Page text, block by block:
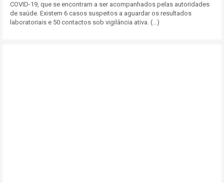
COVID-19, que se encontram a ser acompanhados pelas autoridades
de saúde. Existem 6 casos suspeitos a aguardar os resultados
laboratoriais e 50 contactos sob vigilância ativa. (...)